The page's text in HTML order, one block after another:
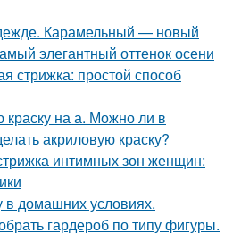
Карамельный — новый
элегантный оттенок осени
стрижка: простой способ
краску на а. Можно ли в
акриловую краску?
интимных зон женщин:
в домашних условиях.
гардероб по типу фигуры.